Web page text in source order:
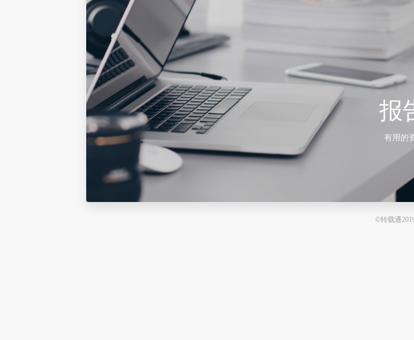
报
有用的
©转载通